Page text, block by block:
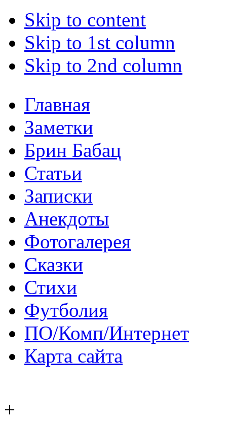
Skip to content
Skip to 1st column
Skip to 2nd column
Главная
Заметки
Брин Бабац
Статьи
Записки
Анекдоты
Фотогалерея
Сказки
Стихи
Футболия
ПО/Комп/Интернет
Карта сайта
+